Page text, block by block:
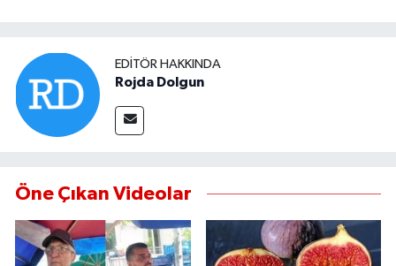
EDITÖR HAKKINDA
Rojda Dolgun
Öne Çıkan Videolar
MAGAZİN
ÖZEL HABER
ŞİRKET HABERLERİ